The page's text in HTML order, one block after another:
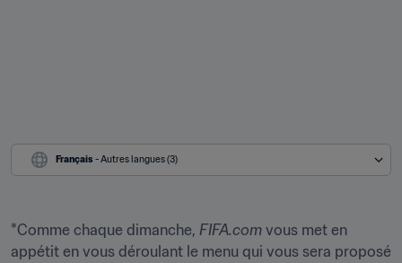
Français - Autres langues (3)
*Comme chaque dimanche, FIFA.com vous met en
appétit en vous déroulant le menu qui vous sera proposé